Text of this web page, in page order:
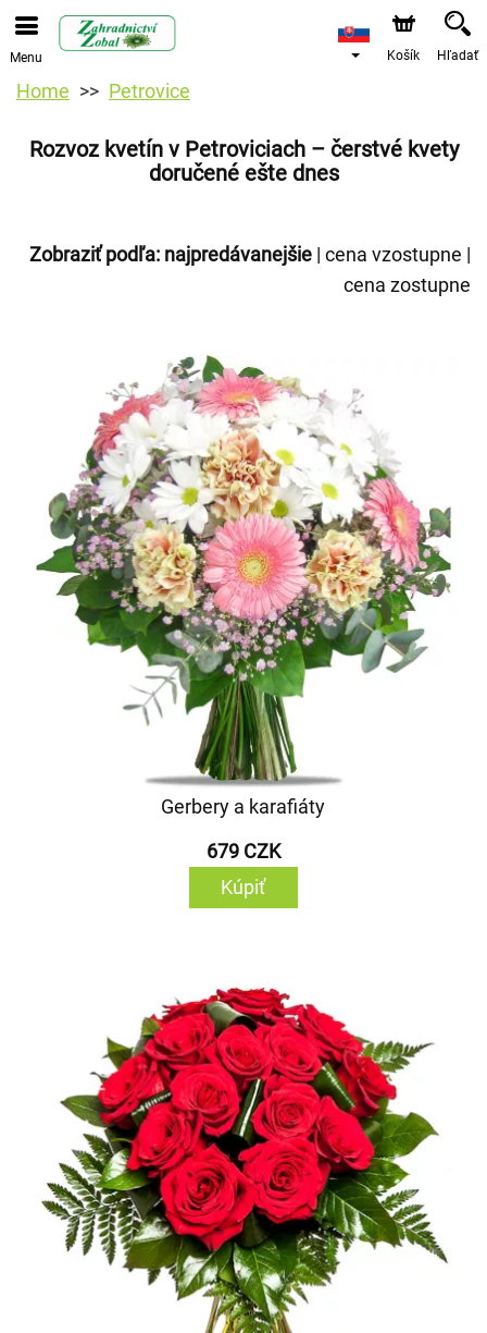
Menu Košík Hľadať
Home Petrovice
Rozvoz kvetín v Petroviciach – čerstvé kvety
doručené ešte dnes
Zobraziť podľa: najpredávanejšie | cena vzostupne |
cena zostupne
Gerbery a karafiáty
679 CZK
Kúpiť